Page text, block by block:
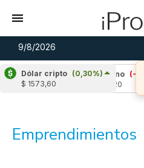
9/8/2026
Dólar cripto (0,30%)
$ 1573,60
Cardano
(-1,81%)
Emprendimientos